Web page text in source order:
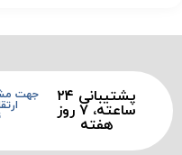
پشتیبانی ۲۴
ساعته، ۷ روز
هفته
جهت